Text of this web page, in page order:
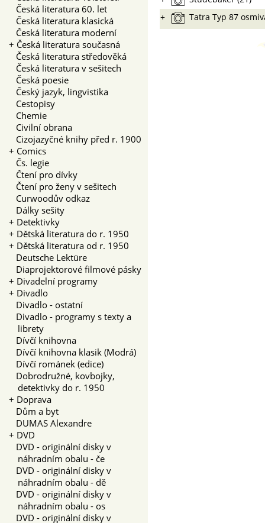
Česká literatura 60. let
Česká literatura klasická
Česká literatura moderní
+ Česká literatura současná
Česká literatura středověká
Česká literatura v sešitech
Česká poesie
Český jazyk, lingvistika
Cestopisy
Chemie
Civilní obrana
Cizojazyčné knihy před r. 1900
+ Comics
Čs. legie
Čtení pro dívky
Čtení pro ženy v sešitech
Curwoodův odkaz
Dálky sešity
+ Detektivky
+ Dětská literatura do r. 1950
+ Dětská literatura od r. 1950
Deutsche Lektüre
Diaprojektorové filmové pásky
+ Divadelní programy
+ Divadlo
Divadlo - ostatní
Divadlo - programy s texty a
librety
Dívčí knihovna
Dívčí knihovna klasik (Modrá)
Dívčí románek (edice)
Dobrodružné, kovbojky,
detektivky do r. 1950
+ Doprava
Dům a byt
DUMAS Alexandre
+ DVD
DVD - originální disky v
náhradním obalu - če
DVD - originální disky v
náhradním obalu - dě
DVD - originální disky v
náhradním obalu - os
DVD - originální disky v
+
Tatra Typ 87